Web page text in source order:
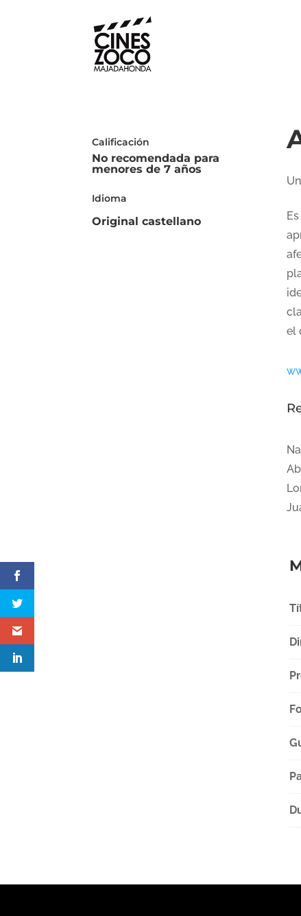
Calificación
No recomendada para
menores de 7 años
Idioma
Original castellano
el